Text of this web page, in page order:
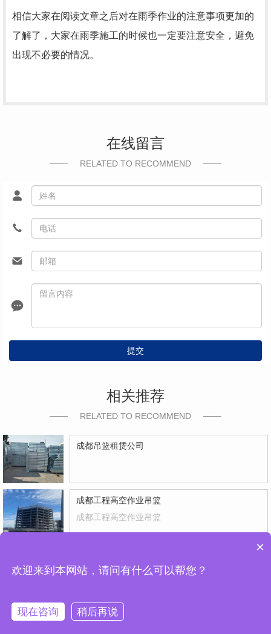
相信大家在阅读文章之后对在雨季作业的注意事项更加的
了解了，大家在雨季施工的时候也一定要注意安全，避免
出现不必要的情况。
在线留言
RELATED TO RECOMMEND
提交
相关推荐
RELATED TO RECOMMEND
成都吊篮租赁公司
成都工程高空作业吊篮
成都工程高空作业吊篮
四川吊篮厂家
×
欢迎来到本网站，请问有什么可以帮您？
现在咨询 稍后再说